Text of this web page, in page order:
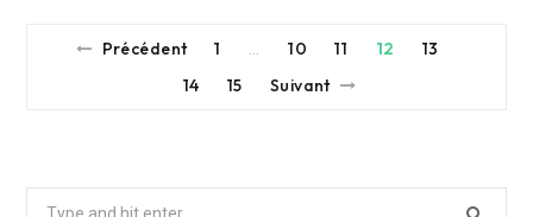
Précédent 1 10 11 12
13
14
15 Suivant
Search